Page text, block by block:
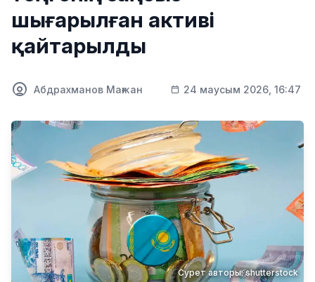
Саясат
Технология
Экономика
Қоғам
Білім және Ғылым
Спорт
Ауа райы
Денсаулық
Бизнес
Қылмыс
шығарылған активі
қайтарылды
Абдрахманов Мағжан 24 маусым 2026, 16:47
Сурет авторы: shutterstock